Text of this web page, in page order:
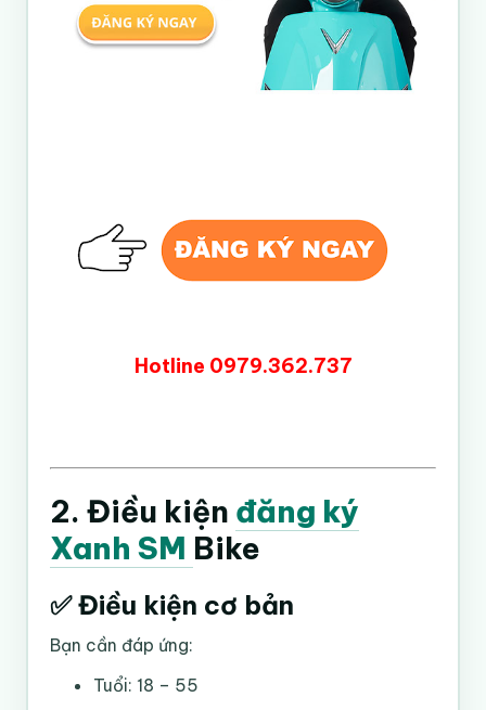
Hotline 0979.362.737
2. Điều kiện đăng ký
Xanh SM Bike
✅ Điều kiện cơ bản
Bạn cần đáp ứng:
Tuổi: 18 – 55